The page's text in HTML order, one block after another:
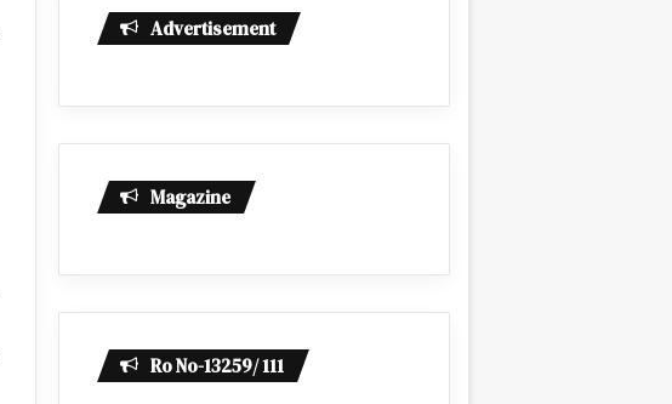
Advertisement
Magazine
Ro No-13259/ 111